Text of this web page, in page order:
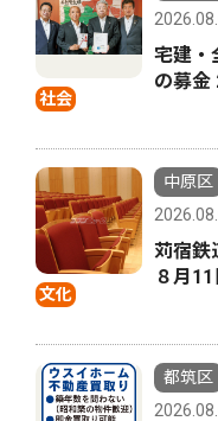
社会
宅建
の募金
文化
中原区
苅宿
８月
都筑区